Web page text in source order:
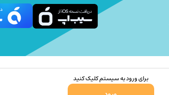
برای ورود به سیستم کلیک کنید